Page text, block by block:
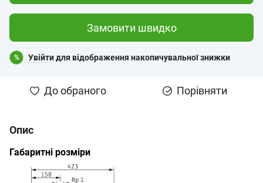
Замовити швидко
% Увійтидля відображення накопичувальної знижки
До обраного Порівняти
Опис
Габаритні розміри